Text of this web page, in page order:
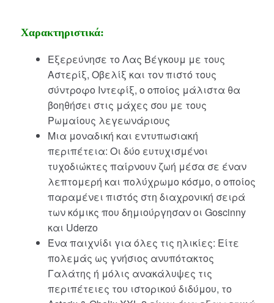
Χαρακτηριστικά:
Εξερεύνησε το Λας Βέγκουμ με τους
Αστερίξ, Οβελίξ και τον πιστό τους
σύντροφο Ιντεφίξ, ο οποίος μάλιστα θα
βοηθήσει στις μάχες σου με τους
Ρωμαίους λεγεωνάριους
Μια μοναδική και εντυπωσιακή
περιπέτεια: Οι δύο ευτυχισμένοι
τυχοδιώκτες παίρνουν ζωή μέσα σε έναν
λεπτομερή και πολύχρωμο κόσμο, ο οποίος
παραμένει πιστός στη διαχρονική σειρά
των κόμικς που δημιούργησαν οι Goscinny
και Uderzo
Ένα παιχνίδι για όλες τις ηλικίες: Είτε
πολεμάς ως γνήσιος ανυπότακτος
Γαλάτης ή μόλις ανακάλυψες τις
περιπέτειες του ιστορικού διδύμου, το